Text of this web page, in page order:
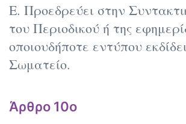
Ε. Προεδρεύει στην
του Περιοδικού ή της
οποιουδήποτε εντύπου
Σωματείο.
Άρθρο 10ο